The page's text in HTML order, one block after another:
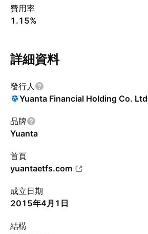
費用率
1.15%
詳細資料
發行人
Yuanta Financial Holding Co.
品牌
Yuanta
首頁
yuantaetfs.com
成立日期
2015年4月1日
結構